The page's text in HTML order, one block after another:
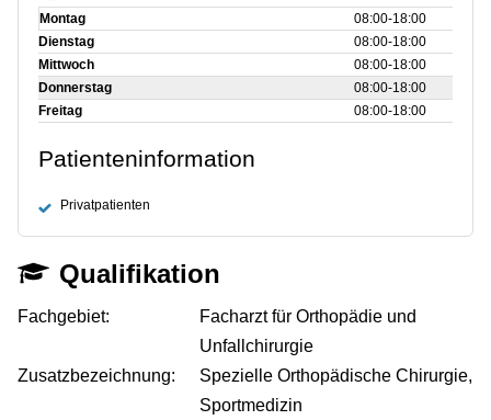
Montag
08:00‑18:00
Dienstag
08:00‑18:00
Mittwoch
08:00‑18:00
Donnerstag
08:00‑18:00
Freitag
08:00‑18:00
Patienteninformation
Privatpatienten
Qualifikation
Fachgebiet:
Facharzt für Orthopädie und
Unfallchirurgie
Zusatzbezeichnung:
Spezielle Orthopädische Chirurgie,
Sportmedizin